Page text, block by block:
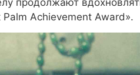
Achievement Award».